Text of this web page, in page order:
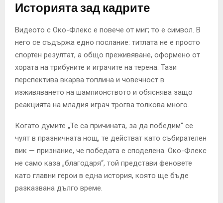
Историята зад кадрите
Видеото с Око-Флекс е повече от миг; то е символ. В
него се съдържа едно послание: титлата не е просто
спортен резултат, а общо преживяване, оформено от
хората на трибуните и играчите на терена. Тази
перспектива вкарва топлина и човечност в
изживяването на шампионството и обяснява защо
реакцията на младия играч трогва толкова много.
Когато думите „Те са причината, за да победим“ се
чуят в празничната нощ, те действат като събирателен
вик — признание, че победата е споделена. Око-Флекс
не само каза „благодаря“, той представи феновете
като главни герои в една история, която ще бъде
разказвана дълго време.